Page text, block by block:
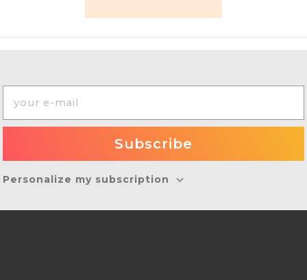
Personalize my subscription